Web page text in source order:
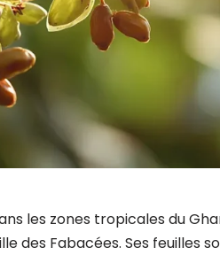
les zones tropicales du
des Fabacées. Ses feuilles